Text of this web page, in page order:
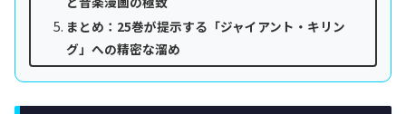
まとめ：25巻が提示する「ジャイアント・キリン
グ」への精密な溜め